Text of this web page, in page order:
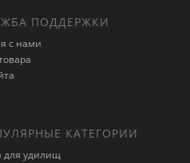
ПОДДЕРЖКИ
с нами
КАТЕГОРИИ
для удилищ